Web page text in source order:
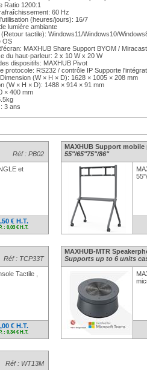
Ratio 1200:1
60 Hz
(heures/jours): 16/7
lumière ambiante
tactile): Windows11/Windows10/
OS
MAXHUB Share Support BYOM /
du haut-parleur: 2 x 10 W x 20 W
dispositifs: MAXHUB Pivot
protocole: RS232 / contrôle IP Supporte
(W × H × D): 1628 × 1005 × 208 mm
(W × H × D): 1488 × 914 × 91 mm
× 400 mm
3 ans
Réf : PB02
et
€ H.T.
: 0,03 € H.T.
MAXHUB Support mobile
55"/65"75"/86"
Réf : TCP33T
Tactile ,
€ H.T.
: 0,34 € H.T.
MAXHUB-MTR
Supports up to 6 units
Réf : WT13M